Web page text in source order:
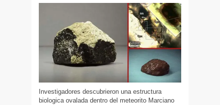
Investigadores descubrieron una estructura
biologica ovalada dentro del meteorito Marciano